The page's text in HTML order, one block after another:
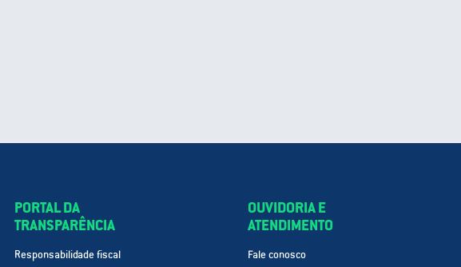
PORTAL DA
TRANSPARÊNCIA
Responsabilidade fiscal
OUVIDORIA E
ATENDIMENTO
Fale conosco